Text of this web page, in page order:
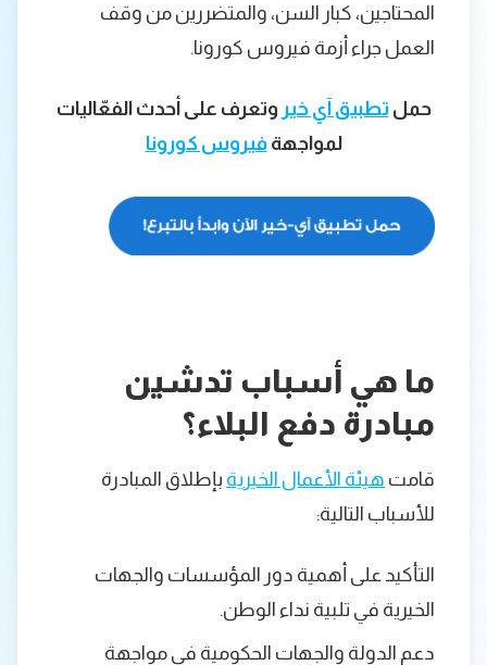
المحتاجين، كبار السن، والمتضررين من وقف
العمل جراء أزمة فيروس كورونا.
حمل تطبيق آي خير وتعرف على أحدث الفعّاليات
لمواجهة فيروس كورونا
ما هي أسباب تدشين
مبادرة دفع البلاء؟
قامت هيئة الأعمال الخيرية بإطلاق المبادرة
للأسباب التالية:
التأكيد على أهمية دور المؤسسات والجهات
الخيرية في تلبية نداء الوطن.
دعم الدولة والجهات الحكومية في مواجهة